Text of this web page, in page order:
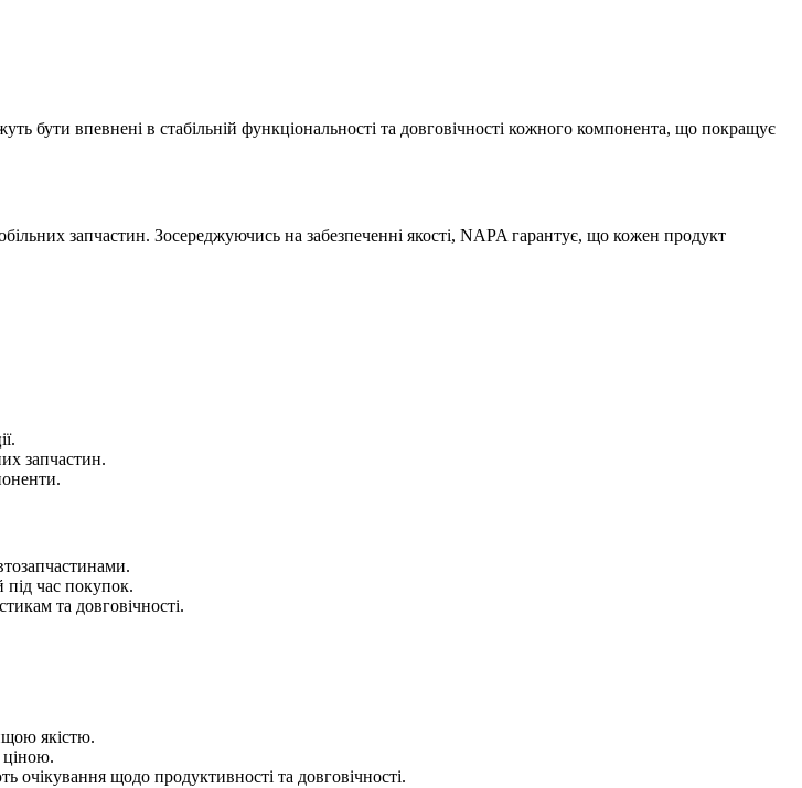
бути впевнені в стабільній функціональності та довговічності кожного компонента, що покращує
запчастин. Зосереджуючись на забезпеченні якості, NAPA гарантує, що кожен продукт
запчастин.
час покупок.
та довговічності.
якістю.
ціною.
очікування щодо продуктивності та довговічності.